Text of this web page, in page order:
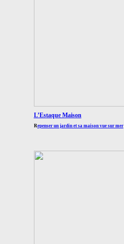
L’Estaque Maison
Repenser un jardin et sa maison vue sur mer